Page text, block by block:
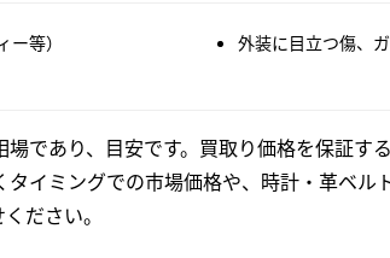
等）
外装に目立つ傷、
であり、目安です。買取り価格を保証す
イミングでの市場価格や、時計・革ベ
ださい。